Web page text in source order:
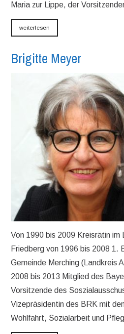
Maria zur Lippe, der
weiterlesen
Brigitte Meyer
Von 1990 bis 2009 Kreisrätin im
Friedberg von 1996 bis 2008 1.
Gemeinde Merching (Landkreis
2008 bis 2013 Mitglied des
Vorsitzende des
Vizepräsidentin des BRK mit
Wohlfahrt, Sozialarbeit und